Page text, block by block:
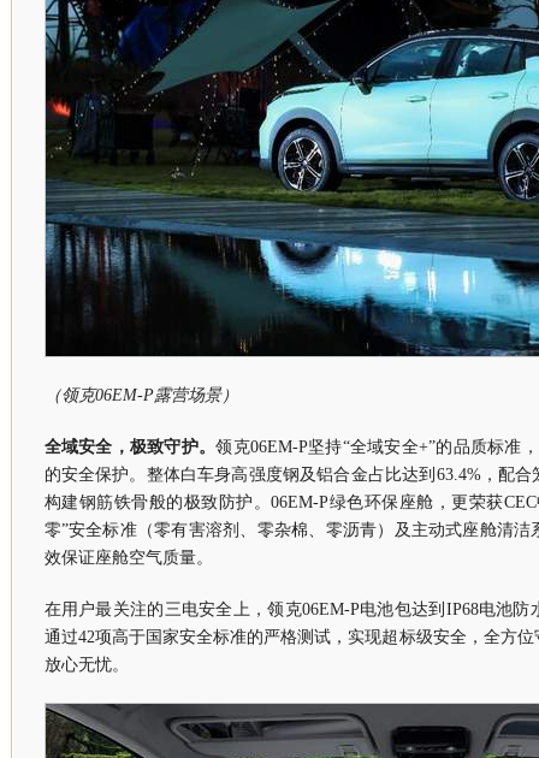
（领克06EM-P露营场景）
全域安全，极致守护。领克06EM-P坚持“全域安全+”的品质标准
的安全保护。整体白车身高强度钢及铝合金占比达到63.4%，配
构建钢筋铁骨般的极致防护。06EM-P绿色环保座舱，更荣获
零”安全标准（零有害溶剂、零杂棉、零沥青）及主动式座舱清
效保证座舱空气质量。
在用户最关注的三电安全上，领克06EM-P电池包达到IP68电池
通过42项高于国家安全标准的严格测试，实现超标级安全，全方
放心无忧。